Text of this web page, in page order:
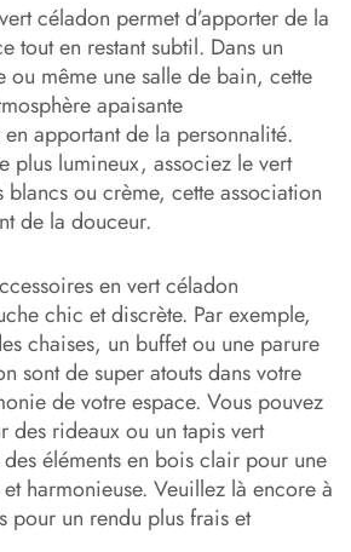
céladon permet d’apporter de la
tout en restant subtil. Dans un
ou même une salle de bain, cette
apaisante
apportant de la personnalité.
plus lumineux, associez le vert
ou crème, cette association
de la douceur.
en vert céladon
chic et discrète. Par exemple,
chaises, un buffet ou une parure
sont de super atouts dans votre
de votre espace. Vous pouvez
des rideaux ou un tapis vert
éléments en bois clair pour une
harmonieuse. Veuillez là encore à
pour un rendu plus frais et